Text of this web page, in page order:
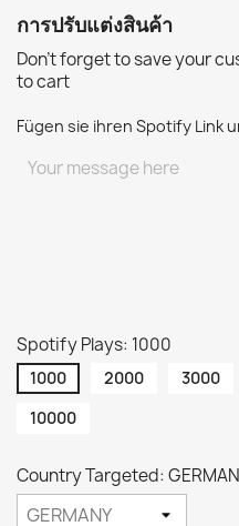
การปรับแต่งสินค้า
Don't forget to save your
to cart
Fügen sie ihren Spotify Link
Spotify Plays: 1000
1000 2000 3000
10000
Country Targeted: